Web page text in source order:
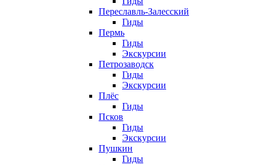
Переславль-Залесский
Гиды
Пермь
Гиды
Экскурсии
Петрозаводск
Гиды
Экскурсии
Плёс
Гиды
Псков
Гиды
Экскурсии
Пушкин
Гиды